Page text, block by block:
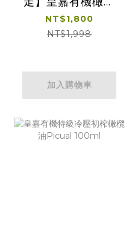
油七日生飲臻選
25ml 7入裝*2組
NT$1,800
NT$1,998
加入購物車